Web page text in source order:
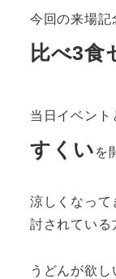
今回の来場記
比べ3食
当日イベント
すくい を
涼しくなって
討されている
うどんが欲